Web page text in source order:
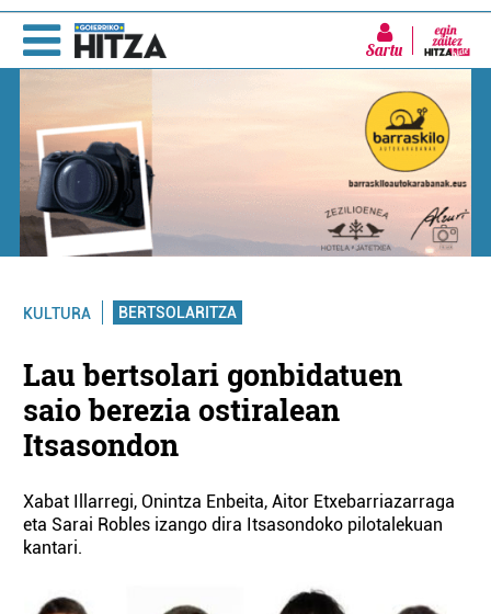
Sartu
KULTURA BERTSOLARITZA
Lau bertsolari gonbidatuen
saio berezia ostiralean
Itsasondon
Xabat Illarregi, Onintza Enbeita, Aitor Etxebarriazarraga
eta Sarai Robles izango dira Itsasondoko pilotalekuan
kantari.